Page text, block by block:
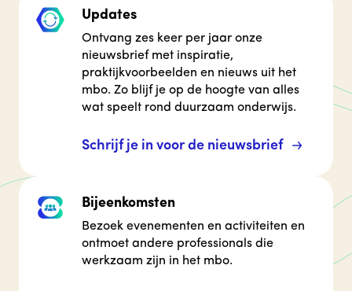
Updates
Ontvang zes keer per jaar onze
nieuwsbrief met inspiratie,
praktijkvoorbeelden en nieuws uit het
mbo. Zo blijf je op de hoogte van alles
wat speelt rond duurzaam onderwijs.
Schrijf je in voor de nieuwsbrief
Bijeenkomsten
Bezoek evenementen en activiteiten en
ontmoet andere professionals die
werkzaam zijn in het mbo.